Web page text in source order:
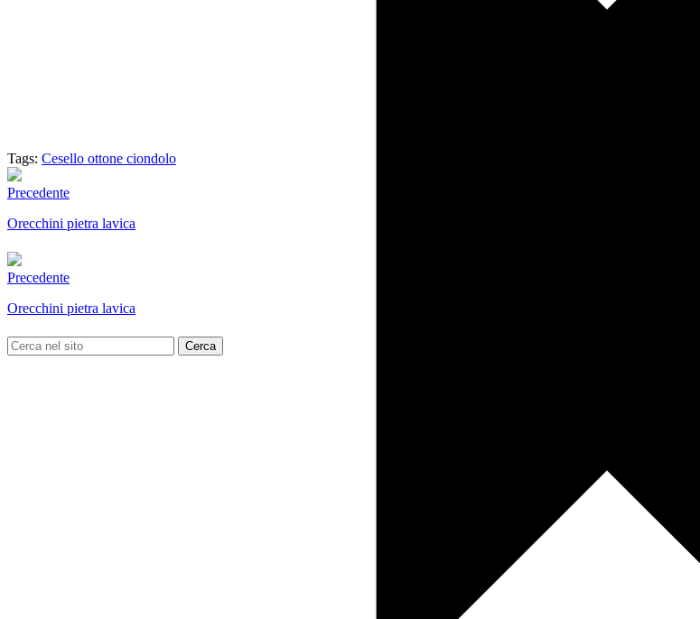
Tags: Cesello ottone ciondolo
Precedente
Orecchini pietra lavica
Precedente
Orecchini pietra lavica